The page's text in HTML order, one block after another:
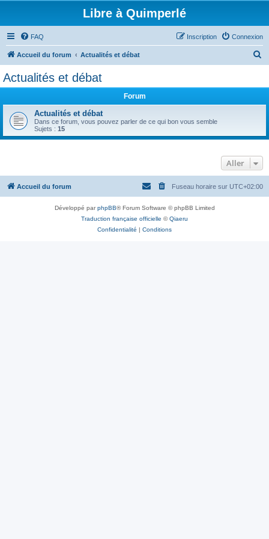
Libre à Quimperlé
FAQ Connexion
Inscription
Accueil du forum Actualités et débat
c
e
r
Actualités et débat
Forum
Actualités et débat
Dans ce forum, vous pouvez parler de ce qui bon vous semble
Sujets : 15
Aller
Accueil du forum Fuseau horaire sur UTC+02:00
Développé parphpBB® Forum Software © phpBB Limited
Traduction française officielle ©Qiaeru
Confidentialité | Conditions